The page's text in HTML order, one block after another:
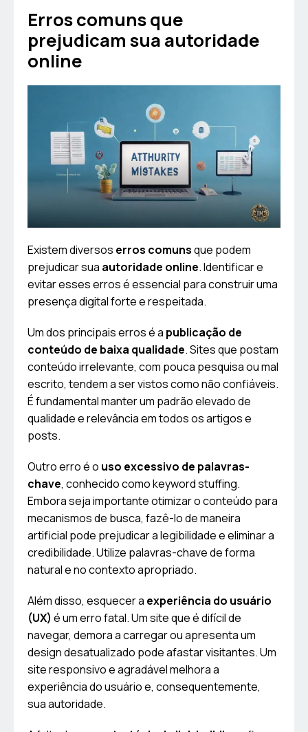
Erros comuns que
prejudicam sua autoridade
online
Existem diversos erros comunsque podem
prejudicar sua autoridade online. Identificar e
evitar esses erros é essencial para construir uma
presença digital forte e respeitada.
Um dos principais erros é a publicação de
conteúdo de baixa qualidade. Sites que postam
conteúdo irrelevante, com pouca pesquisa ou mal
escrito, tendem a ser vistos como não confiáveis.
É fundamental manter um padrão elevado de
qualidade e relevância em todos os artigos e
posts.
Outro erro é o uso excessivo de palavras-
chave, conhecido como keyword stuffing.
Embora seja importante otimizar o conteúdo para
mecanismos de busca, fazê-lo de maneira
artificial pode prejudicar a legibilidade e eliminar a
credibilidade. Utilize palavras-chave de forma
natural e no contexto apropriado.
Além disso, esquecer a experiência do usuário
(UX) é um erro fatal. Um site que é difícil de
navegar, demora a carregar ou apresenta um
design desatualizado pode afastar visitantes. Um
site responsivo e agradável melhora a
experiência do usuário e, consequentemente,
sua autoridade.